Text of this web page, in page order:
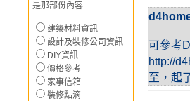
是那部份內容
建築材料資訊
設計及裝修公司資訊
DIY資訊
價格參考
家事信箱
裝修點滴
可參考
http://
至，起